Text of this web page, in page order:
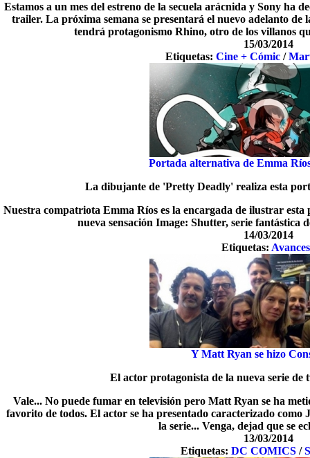
Estamos a un mes del estreno de la secuela arácnida y Sony ha
trailer. La próxima semana se presentará el nuevo adelanto de
tendrá protagonismo Rhino, otro de los villanos
15/03/2014
Etiquetas: Cine + Cómic /
Portada alternativa de Emma
La dibujante de 'Pretty Deadly' realiza esta
Nuestra compatriota Emma Ríos es la encargada de ilustrar
nueva sensación Image: Shutter, serie fantástica
14/03/2014
Etiquetas: Avances
Y Matt Ryan se hizo
El actor protagonista de la nueva serie de
Vale... No puede fumar en televisión pero Matt Ryan se ha
favorito de todos. El actor se ha presentado caracterizado
la serie... Venga, dejad que se
13/03/2014
Etiquetas: DC COMICS /